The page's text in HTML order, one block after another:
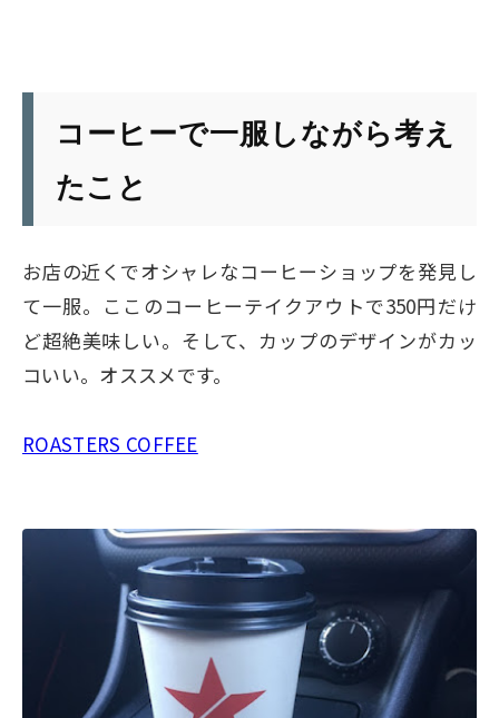
コーヒーで一服しながら考え
たこと
お店の近くでオシャレなコーヒーショップを発見し
て一服。ここのコーヒーテイクアウトで350円だけ
ど超絶美味しい。そして、カップのデザインがカッ
コいい。オススメです。
ROASTERS COFFEE